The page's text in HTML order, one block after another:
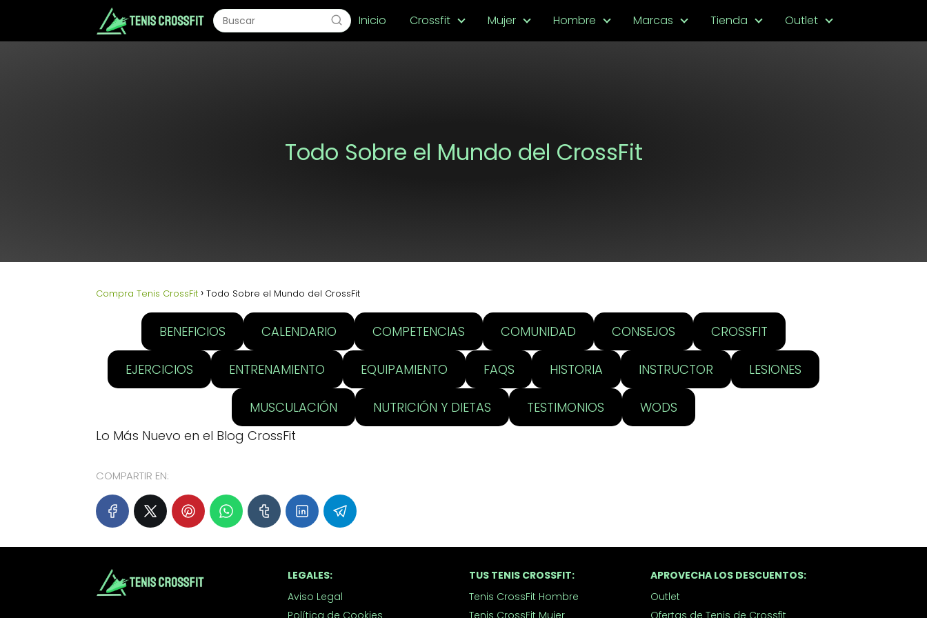
Inicio Crossfit Mujer Hombre Marcas Tienda Outlet
Todo Sobre el Mundo del CrossFit
Compra Tenis CrossFit Todo Sobre el Mundo del CrossFit
BENEFICIOS CALENDARIO COMPETENCIAS COMUNIDAD CONSEJOS CROSSFIT
EJERCICIOS ENTRENAMIENTO EQUIPAMIENTO FAQS HISTORIA INSTRUCTOR LESIONES
MUSCULACIÓN NUTRICIÓN Y DIETAS TESTIMONIOS
WODS
Lo Más Nuevo en el Blog CrossFit
COMPARTIR EN:
LEGALES:
Aviso Legal
Política de Cookies
TUS TENIS CROSSFIT:
Tenis CrossFit Hombre
Tenis CrossFit Mujer
APROVECHA LOS DESCUENTOS:
Outlet
Ofertas de Tenis de Crossfit